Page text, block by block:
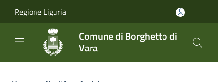
Regione Liguria
Comune di Borghetto di
Vara